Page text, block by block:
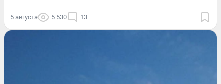
5 августа 5 530 13